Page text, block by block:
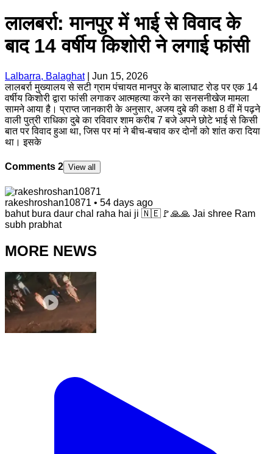
लालबर्रा: ​मानपुर में भाई से विवाद के
बाद 14 वर्षीय किशोरी ने लगाई फांसी
Lalbarra, Balaghat| Jun 15, 2026
​लालबर्रा मुख्यालय से सटी ग्राम पंचायत मानपुर के बालाघाट रोड पर एक 14
वर्षीय किशोरी द्वारा फांसी लगाकर आत्महत्या करने का सनसनीखेज मामला
सामने आया है। प्राप्त जानकारी के अनुसार, अजय दुबे की कक्षा 8 वीं में पढ़ने
वाली पुत्री राधिका दुबे का रविवार शाम करीब 7 बजे अपने छोटे भाई से किसी
बात पर विवाद हुआ था, जिस पर मां ने बीच-बचाव कर दोनों को शांत करा दिया
था। इसके
Comments 2 View all
rakeshroshan10871 • 54 days ago
bahut bura daur chal raha hai ji 🇳🇪🚩🙏🙏 Jai shree Ram
subh prabhat
MORE NEWS